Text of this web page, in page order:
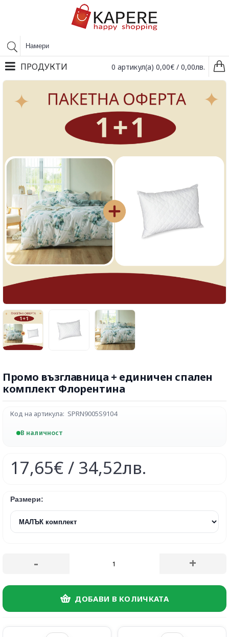
0 артикул(а) 0,00€ / 0,00лв.
ПРОДУКТИ
Промо възглавница + единичен спален
комплект Флорентина
Код на артикула: SPRN9005S9104
В наличност
17,65€ / 34,52лв.
Размери:
- +
ДОБАВИ В КОЛИЧКАТА